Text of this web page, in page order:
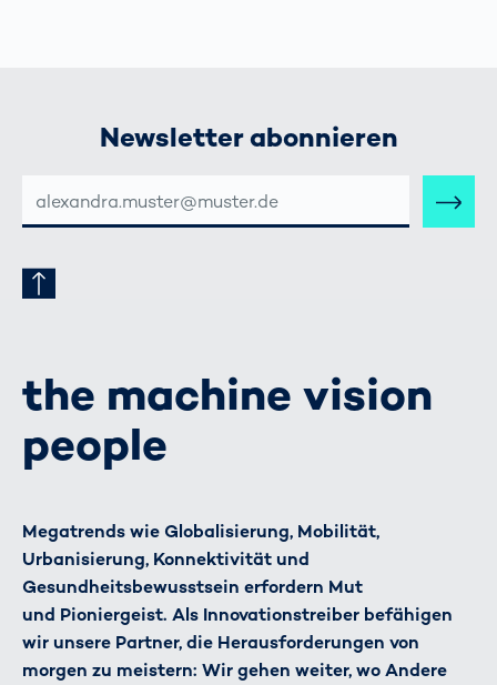
Newsletter abonnieren
MAIL-
ADRESSE
the machine vision
people
Megatrends wie Globalisierung, Mobilität,
Urbanisierung, Konnektivität und
Gesundheitsbewusstsein erfordern Mut
und Pioniergeist. Als Innovationstreiber befähigen
wir unsere Partner, die Herausforderungen von
morgen zu meistern: Wir gehen weiter, wo Andere